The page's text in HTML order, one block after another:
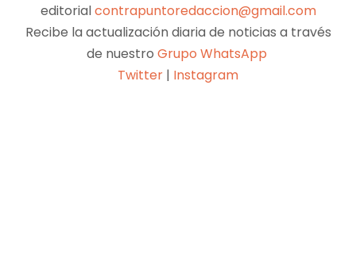
editorialcontrapuntoredaccion@gmail.com
Recibe la actualización diaria de noticias a través
de nuestro Grupo WhatsApp
Twitter | Instagram